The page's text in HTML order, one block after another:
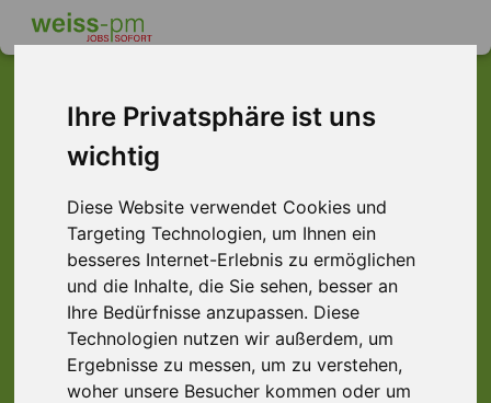
Ihre Privatsphäre ist uns
wichtig
Diese Website verwendet Cookies und
Targeting Technologien, um Ihnen ein
besseres Internet-Erlebnis zu ermöglichen
und die Inhalte, die Sie sehen, besser an
Ihre Bedürfnisse anzupassen. Diese
Technologien nutzen wir außerdem, um
Ergebnisse zu messen, um zu verstehen,
woher unsere Besucher kommen oder um
Dieser Job ist leider
nicht mehr verfügbar ...
... aber vielleicht ist hier etwas dabei: